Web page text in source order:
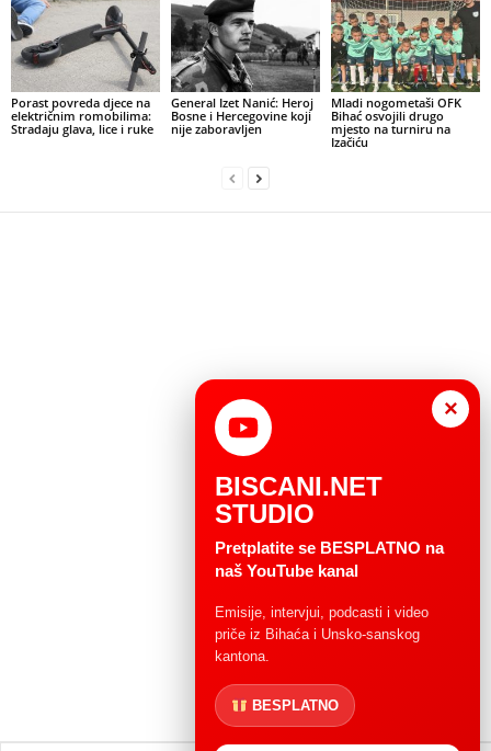
Porast povreda djece na
električnim romobilima:
Stradaju glava, lice i ruke
General Izet Nanić: Heroj
Bosne i Hercegovine koji
nije zaboravljen
Mladi nogometaši OFK
Bihać osvojili drugo
mjesto na turniru na
Izačiću
×
BISCANI.NET
STUDIO
Pretplatite se BESPLATNO na
naš YouTube kanal
Emisije, intervjui, podcasti i video
priče iz Bihaća i Unsko-sanskog
kantona.
BESPLATNO